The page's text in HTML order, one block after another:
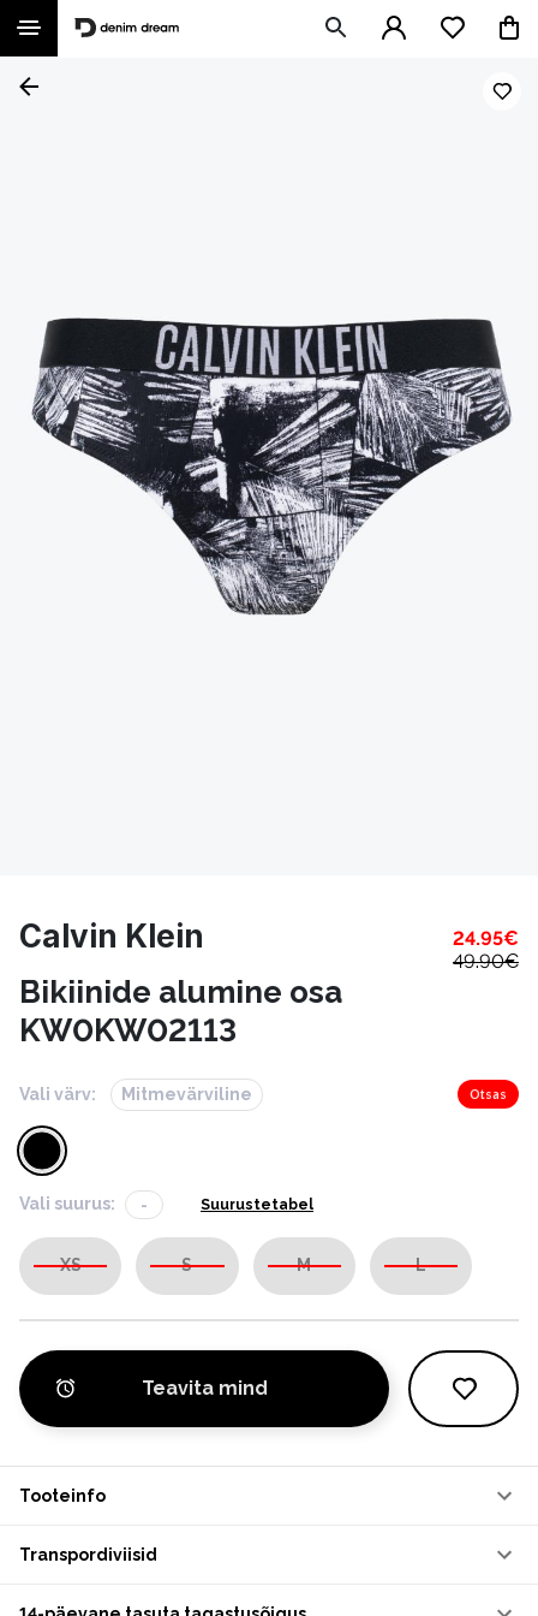
Calvin Klein 24.95€
49.90€
Bikiinide alumine osa
KW0KW02113
Vali värv: Mitmevärviline Otsas
Vali suurus: - Suurustetabel
XS S M L
Teavita mind
Tooteinfo
Transpordiviisid